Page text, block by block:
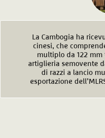
La Cambogia ha
cinesi, che
multiplo da 122
artiglieria semovente
di razzi a lancio
esportazione